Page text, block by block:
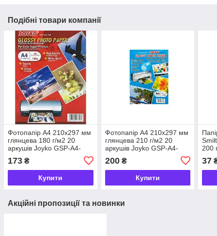
Подібні товари компанії
Фотопапір А4 210x297 мм
глянцева 180 г/м2 20
аркушів Joyko GSP-A4-
173 ₴
Купити
Фотопапір А4 210x297 мм
глянцева 210 г/м2 20
аркушів Joyko GSP-A4-
200₴
Купити
200
37
Акційні пропозиції та новинки